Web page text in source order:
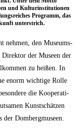
und Kul­tur­in­sti­tu­tio­nen
Pro­gramm, das
unterstrich.
neh­men, den Muse­ums­
der Muse­en der
zu hei­ßen. In
enorm wich­ti­ge Rol­le
die Koope­ra­ti­
Kunst­schät­zen
Dombergmuseen.